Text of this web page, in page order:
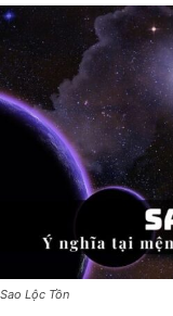
Sao Lộc Tồn